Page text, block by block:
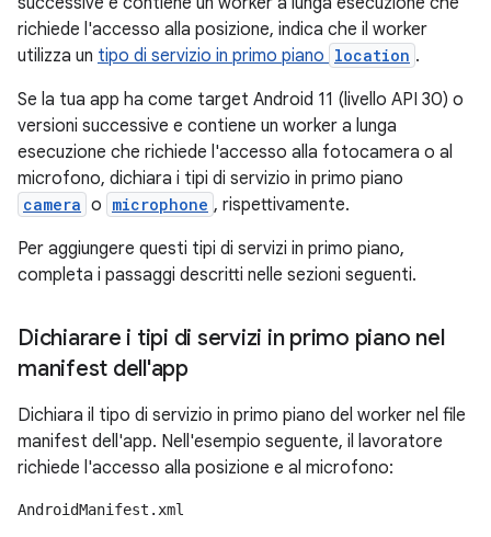
richiede l'accesso alla posizione, indica che il worker
utilizza un tipo di servizio in primo piano location .
Se la tua app ha come target Android 11 (livello API 30) o
versioni successive e contiene un worker a lunga
esecuzione che richiede l'accesso alla fotocamera o al
microfono, dichiara i tipi di servizio in primo piano
camera o microphone , rispettivamente.
Per aggiungere questi tipi di servizi in primo piano,
completa i passaggi descritti nelle sezioni seguenti.
Dichiarare i tipi di servizi in primo piano nel
manifest dell'app
Dichiara il tipo di servizio in primo piano del worker nel file
manifest dell'app. Nell'esempio seguente, il lavoratore
richiede l'accesso alla posizione e al microfono:
AndroidManifest.xml